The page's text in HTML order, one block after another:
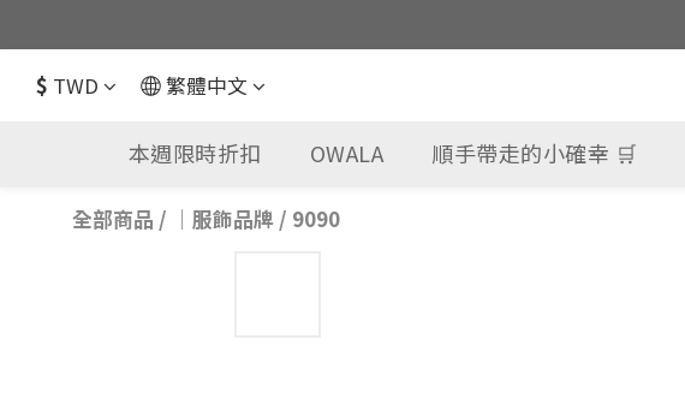
$ TWD 繁體中文
本週限時折扣 OWALA 順手帶走的小確幸 🛒
全部商品 / ｜服飾品牌 / 9090